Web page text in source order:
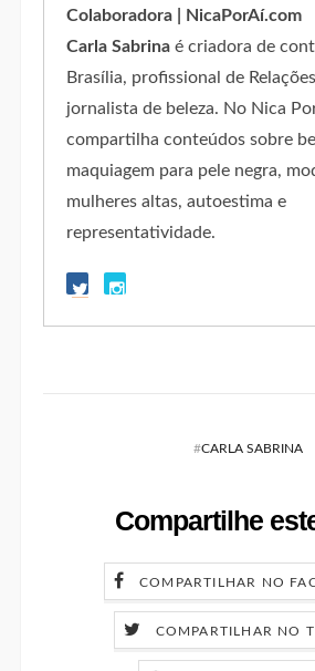
Colaboradora | NicaPorAí.com
Carla Sabrinaé criadora de
Brasília, profissional de
jornalista de beleza. No Nica
compartilha conteúdos sobre
maquiagem para pele negra,
mulheres altas, autoestima e
representatividade.
#CARLA SABRINA
Compartilhe
COMPARTILHAR NO
COMPARTILHAR NO